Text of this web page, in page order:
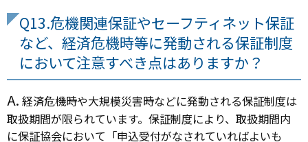
Q13.危機関連保証やセーフティネット保証
など、経済危機時等に発動される保証制度
において注意すべき点はありますか？
A. 経済危機時や大規模災害時などに発動される保証制度は
取扱期間が限られています。保証制度により、取扱期間内
に保証協会において「申込受付がなされていればよいも